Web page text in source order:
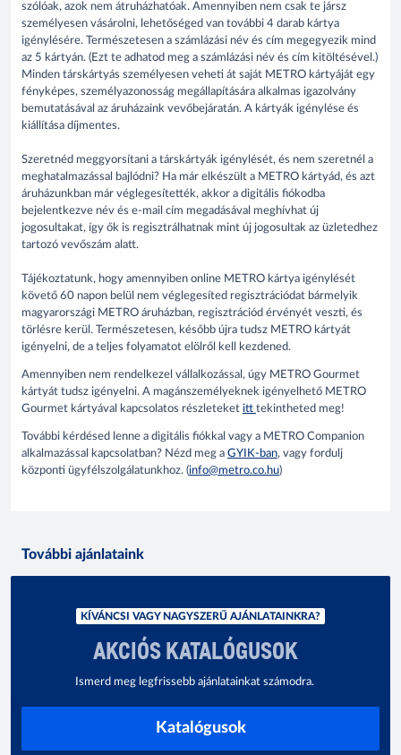
szólóak, azok nem átruházhatóak. Amennyiben nem csak te jársz
személyesen vásárolni, lehetőséged van további 4 darab kártya
igénylésére. Természetesen a számlázási név és cím megegyezik mind
az 5 kártyán. (Ezt te adhatod meg a számlázási név és cím kitöltésével.)
Minden társkártyás személyesen veheti át saját METRO kártyáját egy
fényképes, személyazonosság megállapítására alkalmas igazolvány
bemutatásával az áruházaink vevőbejáratán. A kártyák igénylése és
kiállítása díjmentes.
Szeretnéd meggyorsítani a társkártyák igénylését, és nem szeretnél a
meghatalmazással bajlódni? Ha már elkészült a METRO kártyád, és azt
áruházunkban már véglegesítették, akkor a digitális fiókodba
bejelentkezve név és e-mail cím megadásával meghívhat új
jogosultakat, így ők is regisztrálhatnak mint új jogosultak az üzletedhez
tartozó vevőszám alatt.
Tájékoztatunk, hogy amennyiben online METRO kártya igénylését
követő 60 napon belül nem véglegesíted regisztrációdat bármelyik
magyarországi METRO áruházban, regisztrációd érvényét veszti, és
törlésre kerül. Természetesen, később újra tudsz METRO kártyát
igényelni, de a teljes folyamatot elölről kell kezdened.
Amennyiben nem rendelkezel vállalkozással, úgy METRO Gourmet
kártyát tudsz igényelni. A magánszemélyeknek igényelhető METRO
Gourmet kártyával kapcsolatos részleteket itt tekintheted meg!
További kérdésed lenne a digitális fiókkal vagy a METRO Companion
alkalmazással kapcsolatban? Nézd meg a GYIK-ban, vagy fordulj
központi ügyfélszolgálatunkhoz. (info@metro.co.hu)
További ajánlataink
KÍVÁNCSI VAGY NAGYSZERŰ AJÁNLATAINKRA?
AKCIÓS KATALÓGUSOK
Ismerd meg legfrissebb ajánlatainkat számodra.
Katalógusok